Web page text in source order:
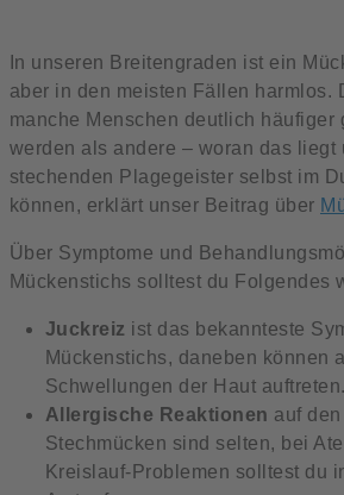
In unseren Breitengraden ist ein
aber in den meisten Fällen harmlos.
manche Menschen deutlich häufiger
werden als andere – woran das liegt
stechenden Plagegeister selbst im
können, erklärt unser Beitrag über
Über Symptome und
Mückenstichs solltest du Folgendes
Juckreiz ist das bekannteste
Mückenstichs, daneben können
Schwellungen der Haut auftreten.
Allergische Reaktionen auf
Stechmücken sind selten, bei
Kreislauf-Problemen solltest du